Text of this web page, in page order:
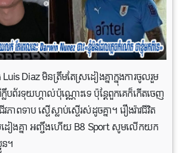
Diaz មិន​ត្រឹម​តែ​ស្រដៀង​គ្នា​ក្នុង​ការ​ចូល​រួម​
ប​ព័រទុយហ្គាល់​ប៉ុណ្ណោះ​ទេ ប៉ុន្តែ​ពួក​គេក៏​កើត​ចេញ​
ាពទាប ស្ទើ​ស្លាប់ស្ទើរស់ដូចគ្នា។ រឿង​រ៉ាវជីវិត
ដៀងគ្នា អញ្ចឹង​ហើយ​ B8 Sport សូមលើកយក​
។